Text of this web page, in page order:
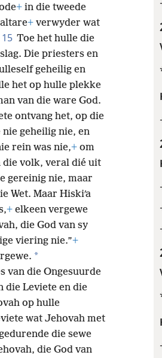
+ in die tweede
+ verwyder wat
15 Toe het hulle die
Die priesters en
geheilig en
het op hulle plekke
van die ware God.
ontvang het, op die
geheilig nie, en
rein was nie,+ om
die volk, veral dié uit
gereinig nie, maar
Wet. Maar Hiskiʹa
+ elkeen vergewe
die God van sy
viering nie.”+
*
van die Ongesuurde
die Leviete en die
op hulle
wat Jehovah met
die sewe
die God van